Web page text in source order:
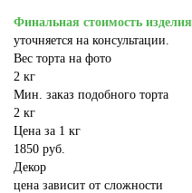
Финальная стоимость изделия
уточняется на консультации.
Вес торта на фото
2 кг
Мин. заказ подобного торта
2 кг
Цена за 1 кг
1850 руб.
Декор
цена зависит от сложности